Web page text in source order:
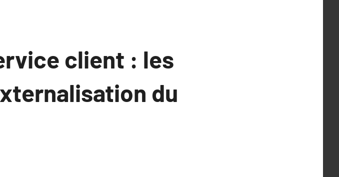
client : les
du